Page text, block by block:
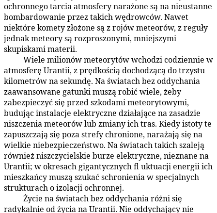
ochronnego tarcia atmosfery narażone są na nieustanne
bombardowanie przez takich wędrowców. Nawet
niektóre komety złożone są z rojów meteorów, z reguły
jednak meteory są rozproszonymi, mniejszymi
skupiskami materii.
Wiele milionów meteorytów wchodzi codziennie w
atmosferę Urantii, z prędkością dochodzącą do trzystu
kilometrów na sekundę. Na światach bez oddychania
zaawansowane gatunki muszą robić wiele, żeby
zabezpieczyć się przed szkodami meteorytowymi,
budując instalacje elektryczne działające na zasadzie
niszczenia meteorów lub zmiany ich tras. Kiedy istoty te
zapuszczają się poza strefy chronione, narażają się na
wielkie niebezpieczeństwo. Na światach takich szaleją
również niszczycielskie burze elektryczne, nieznane na
Urantii; w okresach gigantycznych fl uktuacji energii ich
mieszkańcy muszą szukać schronienia w specjalnych
strukturach o izolacji ochronnej.
Życie na światach bez oddychania różni się
radykalnie od życia na Urantii. Nie oddychający nie